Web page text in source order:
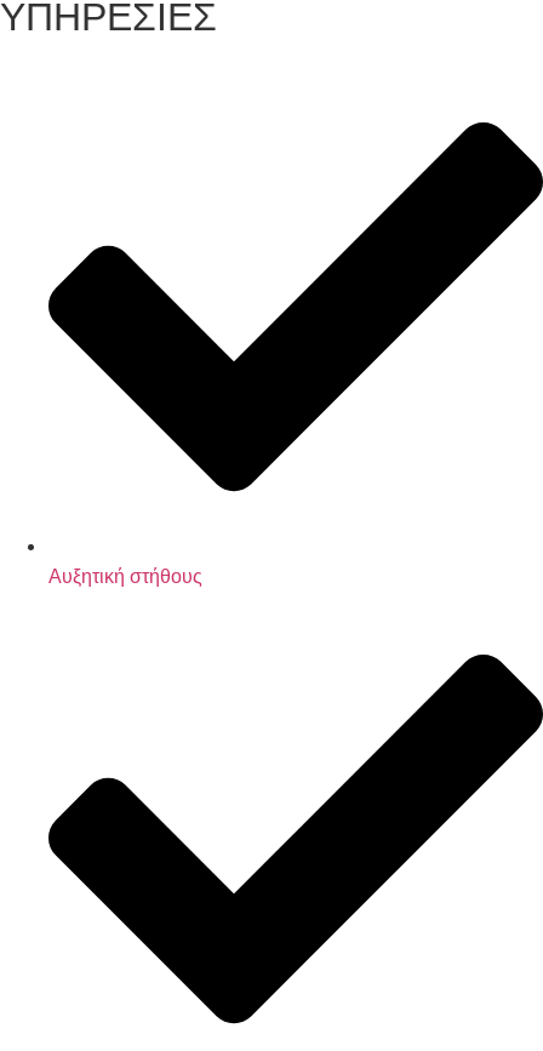
ΥΠΗΡΕΣΙΕΣ
Αυξητική στήθους